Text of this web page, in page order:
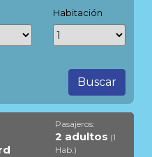
Habitación
Buscar
Pasajeros:
2 adultos (1
Hab.)